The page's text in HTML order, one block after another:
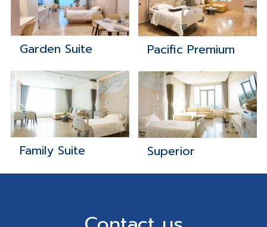
Garden Suite Pacific Premium
Family Suite Superior